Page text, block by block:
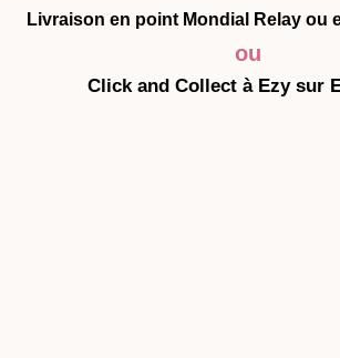
Livraison en point Mondial Relay ou
ou
Click and Collect à Ezy sur